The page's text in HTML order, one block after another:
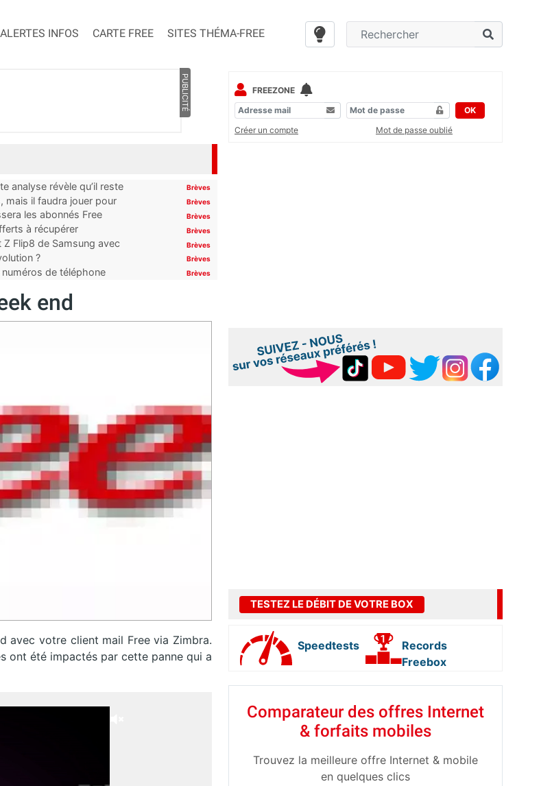
ALERTES INFOS CARTE FREE SITES THÉMA-FREE
PUBLICITÉ
analyse révèle qu’il reste
Brèves
mais il faudra jouer pour
Brèves
les abonnés Free
Brèves
à récupérer Brèves
Flip8 de Samsung avec
Brèves
? Brèves
numéros de téléphone
Brèves
end
avec votre client mail Free via Zimbra.
ont été impactés par cette panne qui a
FREEZONE
OK
Créer un compte
Mot de passe oublié
TESTEZ LE DÉBIT DE VOTRE BOX
Speedtests
Records
Freebox
Comparateur des offres Internet
& forfaits mobiles
Trouvez la meilleure offre Internet & mobile
en quelques clics